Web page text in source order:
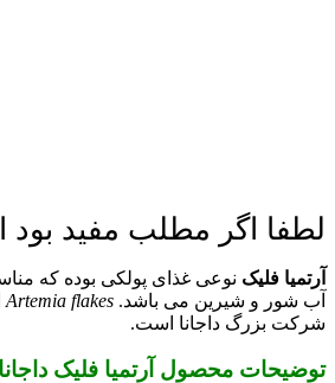
لطفا اگر مطلب مفید بود
آرتمیا فلیک نوعی غذای پولکی بوده که
آب شور و شیرین می باشد. Artemia flakes
شرکت بزرگ داجانا است.
توضیحات محصول آرتمیا فلیک